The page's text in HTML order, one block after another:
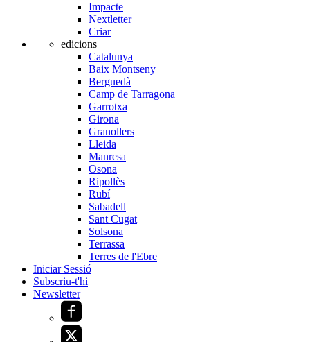
Impacte
Nextletter
Criar
edicions
Catalunya
Baix Montseny
Berguedà
Camp de Tarragona
Garrotxa
Girona
Granollers
Lleida
Manresa
Osona
Ripollès
Rubí
Sabadell
Sant Cugat
Solsona
Terrassa
Terres de l'Ebre
Iniciar Sessió
Subscriu-t'hi
Newsletter